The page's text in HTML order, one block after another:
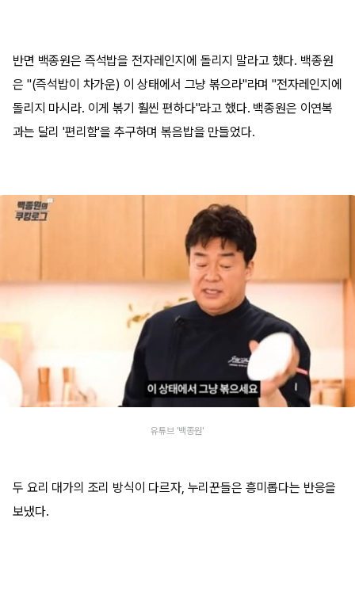
반면 백종원은 즉석밥을 전자레인지에 돌리지 말라고 했다. 백종원
은 "(즉석밥이 차가운) 이 상태에서 그냥 볶으라"라며 "전자레인지에
돌리지 마시라. 이게 볶기 훨씬 편하다"라고 했다. 백종원은 이연복
과는 달리 '편리함'을 추구하며 볶음밥을 만들었다.
유튜브 '백종원'
두 요리 대가의 조리 방식이 다르자, 누리꾼들은 흥미롭다는 반응을
보냈다.